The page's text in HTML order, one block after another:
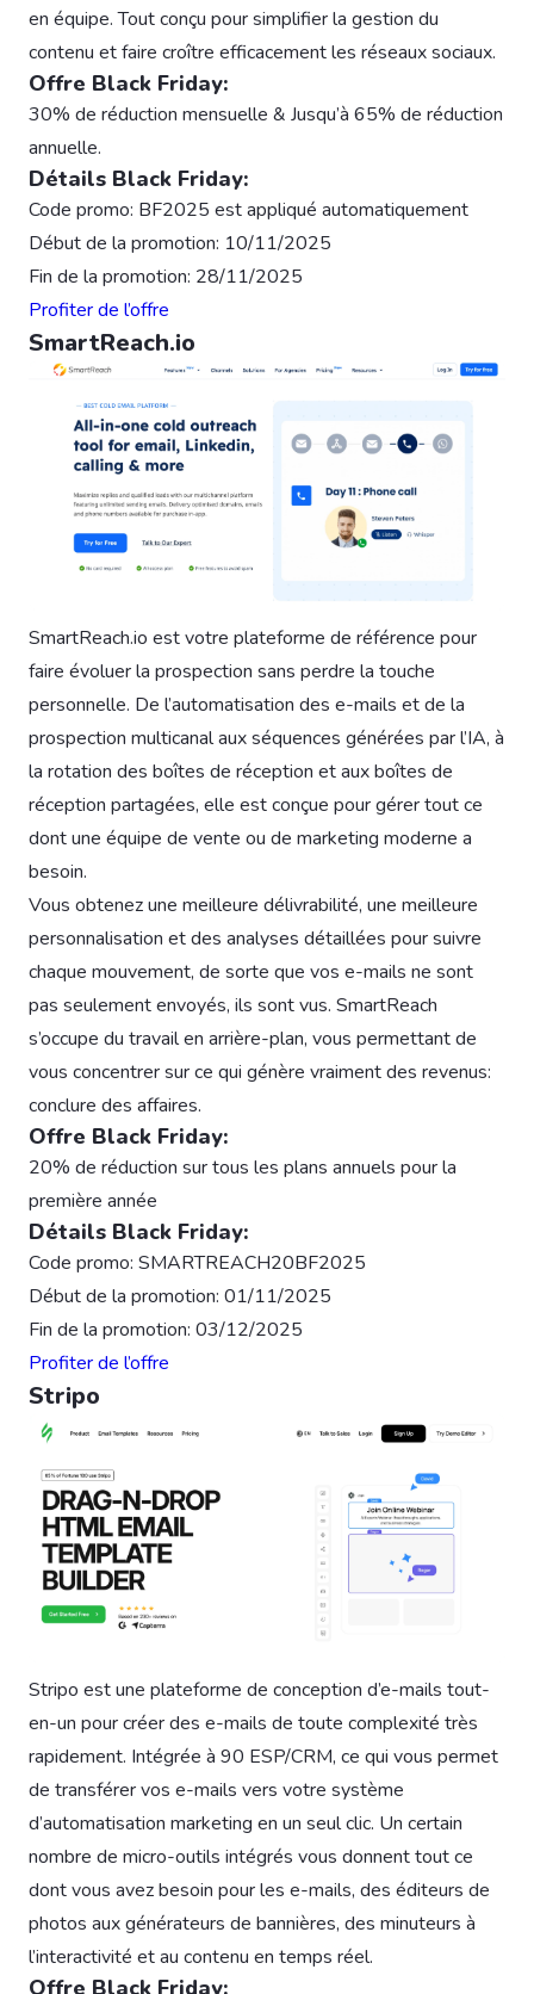
en équipe. Tout conçu pour simplifier la gestion du
contenu et faire croître efficacement les réseaux sociaux.
Offre Black Friday:
30% de réduction mensuelle & Jusqu’à 65% de réduction
annuelle.
Détails Black Friday:
Code promo: BF2025 est appliqué automatiquement
Début de la promotion: 10/11/2025
Fin de la promotion: 28/11/2025
Profiter de l’offre
SmartReach.io
SmartReach.io est votre plateforme de référence pour
faire évoluer la prospection sans perdre la touche
personnelle. De l’automatisation des e-mails et de la
prospection multicanal aux séquences générées par l’IA, à
la rotation des boîtes de réception et aux boîtes de
réception partagées, elle est conçue pour gérer tout ce
dont une équipe de vente ou de marketing moderne a
besoin.
Vous obtenez une meilleure délivrabilité, une meilleure
personnalisation et des analyses détaillées pour suivre
chaque mouvement, de sorte que vos e-mails ne sont
pas seulement envoyés, ils sont vus. SmartReach
s’occupe du travail en arrière-plan, vous permettant de
vous concentrer sur ce qui génère vraiment des revenus:
conclure des affaires.
Offre Black Friday:
20% de réduction sur tous les plans annuels pour la
première année
Détails Black Friday:
Code promo: SMARTREACH20BF2025
Début de la promotion: 01/11/2025
Fin de la promotion: 03/12/2025
Profiter de l’offre
Stripo
Stripo est une plateforme de conception d’e-mails tout-
en-un pour créer des e-mails de toute complexité très
rapidement. Intégrée à 90 ESP/CRM, ce qui vous permet
de transférer vos e-mails vers votre système
d’automatisation marketing en un seul clic. Un certain
nombre de micro-outils intégrés vous donnent tout ce
dont vous avez besoin pour les e-mails, des éditeurs de
photos aux générateurs de bannières, des minuteurs à
l’interactivité et au contenu en temps réel.
Offre Black Friday: